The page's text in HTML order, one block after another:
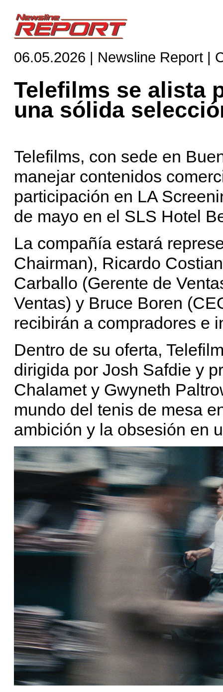
06.05.2026 | Newsline Report |
Telefilms se alista
una sólida
Telefilms, con sede en
manejar contenidos
participación en LA
de mayo en el SLS Hotel
La compañía estará
Chairman), Ricardo
Carballo (Gerente de
Ventas) y Bruce Boren
recibirán a compradores e
Dentro de su oferta,
dirigida por Josh Safdie y
Chalamet y Gwyneth
mundo del tenis de mesa
ambición y la obsesión en